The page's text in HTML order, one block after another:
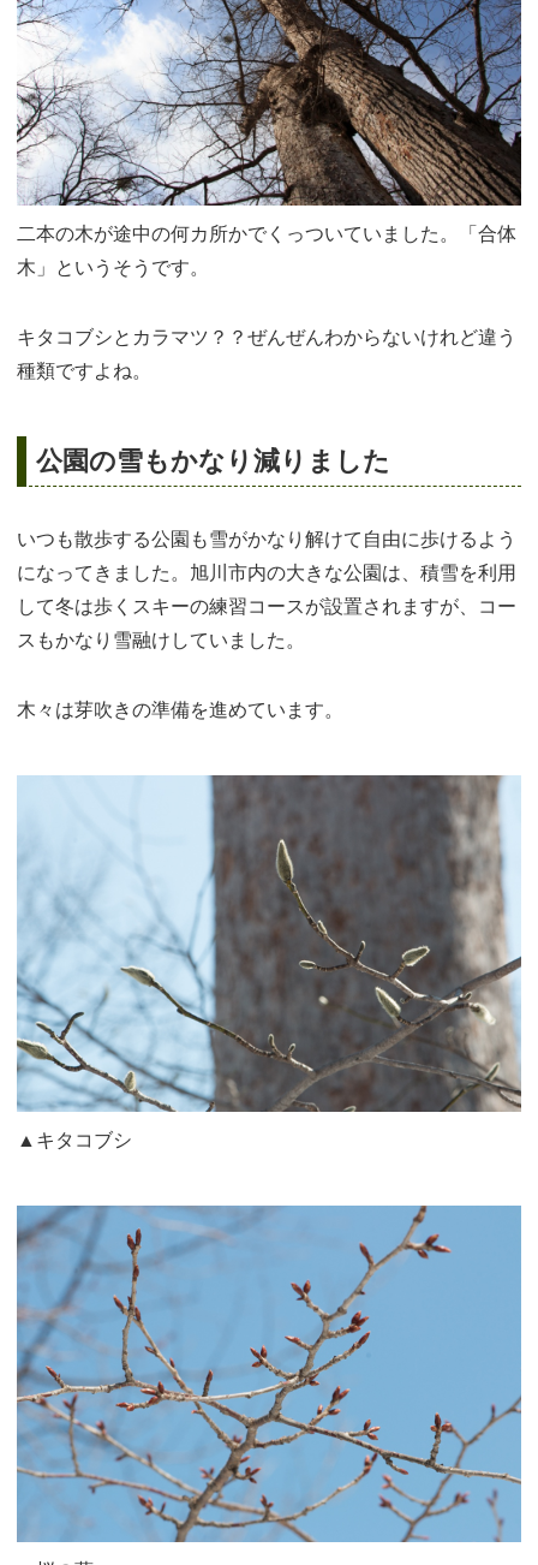
二本の木が途中の何カ所かでくっついていました。「合体
木」というそうです。
キタコブシとカラマツ？？ぜんぜんわからないけれど違う
種類ですよね。
公園の雪もかなり減りました
いつも散歩する公園も雪がかなり解けて自由に歩けるよう
になってきました。旭川市内の大きな公園は、積雪を利用
して冬は歩くスキーの練習コースが設置されますが、コー
スもかなり雪融けしていました。
木々は芽吹きの準備を進めています。
▲キタコブシ